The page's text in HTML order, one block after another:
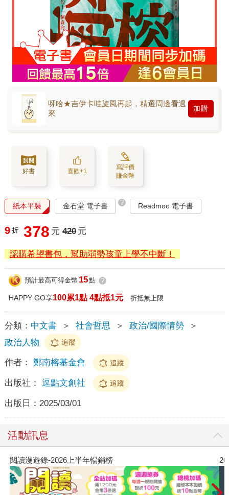
呀哈★吉伊卡哇旋風再起，精選周邊看過
來
加購
好書 喜歡+1
寫評價
賺金幣
紙本平裝 金石堂 電子書 ? Readmoo 電子書
9 折 378 元 420 元
認購希望書包，幫助弱勢孩童上學不中斷！
預計最高可得金幣 15點 ?
HAPPY GO享100累1點 4點抵1元 折抵無上限
分類： 中文書 ＞ 社會哲思 ＞ 政治/國際情勢
＞
政治人物
追蹤
作者： 鄭南榕基金會 追蹤
出版社： 逗點文創社 追蹤
出版日： 2025/03/01
活動訊息
閱讀漫遊錄-2026上半年暢銷榜